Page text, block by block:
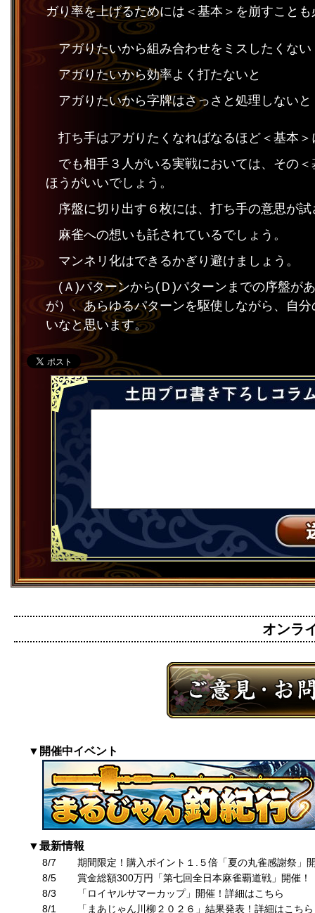
ガり率を上げるためには＜基本＞を崩すこと
アガりたいから組み合わせをミスしたくない
アガりたいから効率よく打たないと
アガりたいから字牌はさっさと処理しないと
打ち手はアガりたくなればなるほど＜基本
でも相手３人がいる実戦においては、その
ほうがいいでしょう。
序盤に切り出す６枚には、打ち手の意思が
麻雀への想いも託されているでしょう。
マンネリ化はできるかぎり避けましょう。
(Ａ)パターンから(Ｄ)パターンまでの序盤が
が）、あらゆるパターンを駆使しながら、自
いなと思います。
オンラ
▼開催中イベント
▼最新情報
8/7
期間限定！購入ポイント１.５倍「夏の丸雀感謝祭」
8/5
賞金総額300万円「第七回全日本麻雀覇道戦」開催！
8/3
「ロイヤルサマーカップ」開催！詳細はこちら
8/1
「まあじゃん川柳２０２６」結果発表！詳細はこちら